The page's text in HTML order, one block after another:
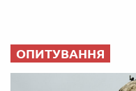
ОПИТУВАННЯ